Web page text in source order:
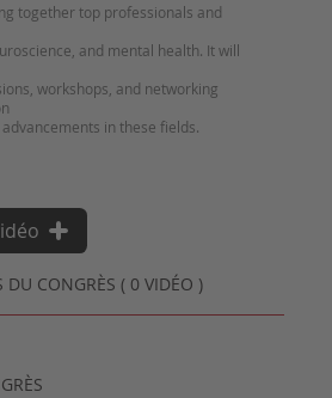
together top professionals and
and mental health. It will
workshops, and networking
in these fields.
DU CONGRÈS ( 0 VIDÉO )